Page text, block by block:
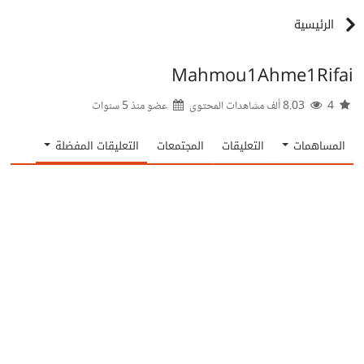
الرئيسية
Mahmou1Ahme1Rifai
عضو منذ5 سنوات
المساهمات التعليقات المجتمعات التعليقات المفضلة